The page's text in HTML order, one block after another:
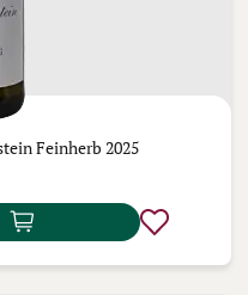
Feinherb 2025